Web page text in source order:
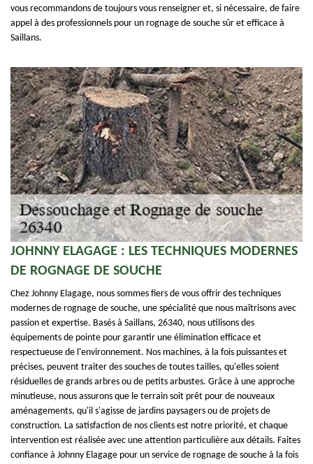
vous recommandons de toujours vous renseigner et, si nécessaire, de faire
appel à des professionnels pour un rognage de souche sûr et efficace à
Saillans.
JOHNNY ELAGAGE : LES TECHNIQUES MODERNES
DE ROGNAGE DE SOUCHE
Chez Johnny Elagage, nous sommes fiers de vous offrir des techniques
modernes de rognage de souche, une spécialité que nous maîtrisons avec
passion et expertise. Basés à Saillans, 26340, nous utilisons des
équipements de pointe pour garantir une élimination efficace et
respectueuse de l'environnement. Nos machines, à la fois puissantes et
précises, peuvent traiter des souches de toutes tailles, qu'elles soient
résiduelles de grands arbres ou de petits arbustes. Grâce à une approche
minutieuse, nous assurons que le terrain soit prêt pour de nouveaux
aménagements, qu'il s'agisse de jardins paysagers ou de projets de
construction. La satisfaction de nos clients est notre priorité, et chaque
intervention est réalisée avec une attention particulière aux détails. Faites
confiance à Johnny Elagage pour un service de rognage de souche à la fois